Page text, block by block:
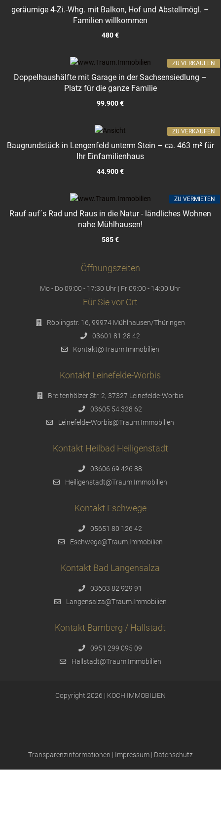
geräumige 4-Zi.-Whg. mit Balkon, Hof und Abstellmögl. –
Familien willkommen
480 €
Doppelhaushälfte mit Garage in der Sachsensiedlung –
Platz für die ganze Familie
99.900 €
ZU VERKAUFEN
Baugrundstück in Lengenfeld unterm Stein – ca. 463 m² für
Ihr Einfamilienhaus
44.900 €
ZU VERKAUFEN
Rauf auf´s Rad und Raus in die Natur - ländliches Wohnen
nahe Mühlhausen!
585 €
ZU VERMIETEN
Öffnungszeiten
Mo - Do 09:00 - 17:30 Uhr | Fr 09:00 - 14:00 Uhr
Für Sie vor Ort
Röblingstr. 16, 99974 Mühlhausen/Thüringen
03601 81 28 42
Kontakt@Traum.Immobilien
Kontakt Leinefelde-Worbis
Breitenhölzer Str. 2, 37327 Leinefelde-Worbis
03605 54 328 62
Leinefelde-Worbis@Traum.Immobilien
Kontakt Heilbad Heiligenstadt
03606 69 426 88
Heiligenstadt@Traum.Immobilien
Kontakt Eschwege
05651 80 126 42
Eschwege@Traum.Immobilien
Kontakt Bad Langensalza
03603 82 929 91
Langensalza@Traum.Immobilien
Kontakt Bamberg / Hallstadt
0951 299 095 09
Hallstadt@Traum.Immobilien
Copyright 2026 | KOCH IMMOBILIEN
Transparenzinformationen | Impressum | Datenschutz